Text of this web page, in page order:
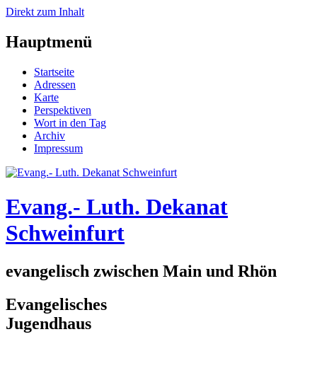
Direkt zum Inhalt
Hauptmenü
Startseite
Adressen
Karte
Perspektiven
Wort in den Tag
Archiv
Impressum
Evang.- Luth. Dekanat
Schweinfurt
evangelisch zwischen Main und Rhön
Evangelisches
Jugendhaus